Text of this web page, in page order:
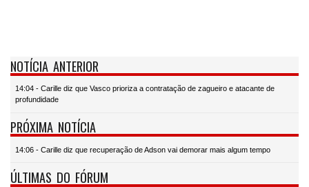
NOTÍCIA ANTERIOR
14:04 - Carille diz que Vasco prioriza a contratação de zagueiro e atacante de
profundidade
PRÓXIMA NOTÍCIA
14:06 - Carille diz que recuperação de Adson vai demorar mais algum tempo
ÚLTIMAS DO FÓRUM